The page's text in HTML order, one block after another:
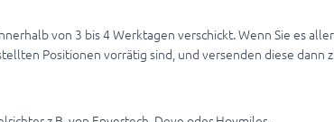
von 3 bis 4 Werktagen verschickt. Wenn Sie es
Positionen vorrätig sind, und versenden diese dann